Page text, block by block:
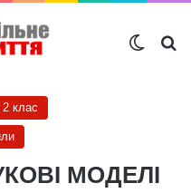
2 клас
МОДЕЛІ